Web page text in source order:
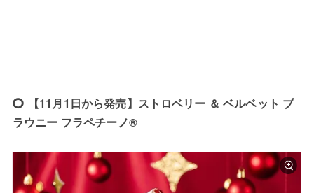
【11月1日から発売】ストロベリー ＆ ベルベット ブ
ラウニー フラペチーノ®